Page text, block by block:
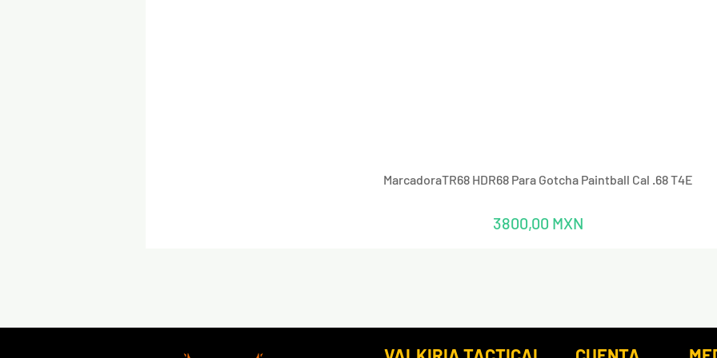
Vista rápida
MarcadoraTR68 HDR68 Para Gotcha Paintball Cal .68 T4E
Precio
3800,00 MXN